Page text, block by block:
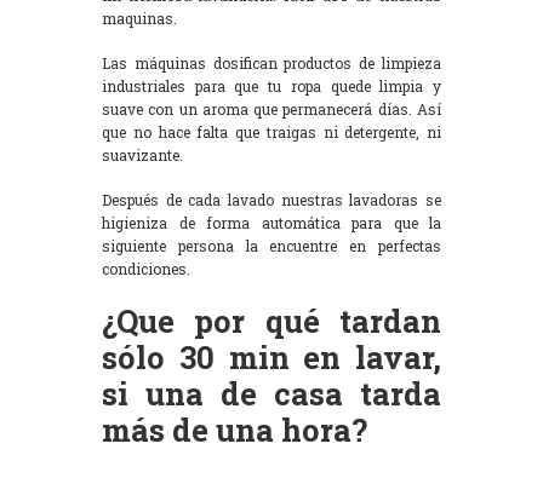
maquinas.
Las máquinas dosifican productos de limpieza
industriales para que tu ropa quede limpia y
suave con un aroma que permanecerá días. Así
que no hace falta que traigas ni detergente, ni
suavizante.
Después de cada lavado nuestras lavadoras se
higieniza de forma automática para que la
siguiente persona la encuentre en perfectas
condiciones.
¿Que por qué tardan
sólo 30 min en lavar,
si una de casa tarda
más de una hora?